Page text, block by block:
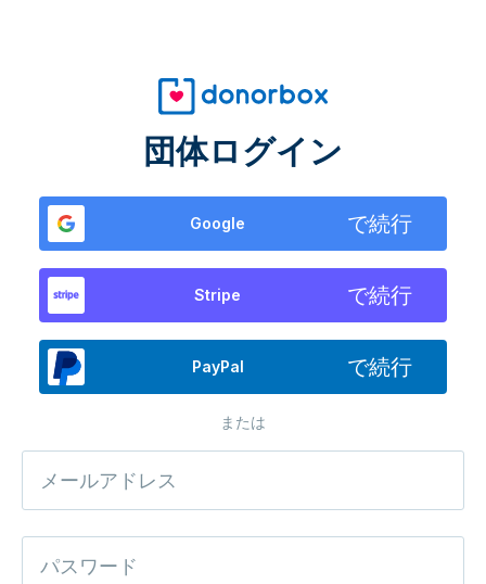
団体ログイン
Google で続行
Stripe で続行
PayPal で続行
または